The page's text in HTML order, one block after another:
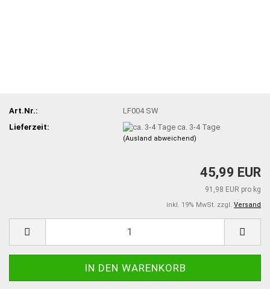
Art.Nr.:
LF004 SW
Lieferzeit:
ca. 3-4 Tage
(Ausland abweichend)
45,99 EUR
91,98 EUR pro kg
inkl. 19% MwSt. zzgl. Versand